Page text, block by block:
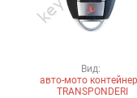
Вид:
авто-мото
TRANSPONDERI